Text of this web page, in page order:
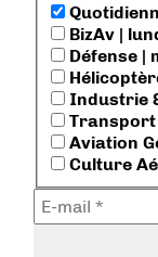
BizAv |
Défense |
Industrie
Transport
Aviation
Culture